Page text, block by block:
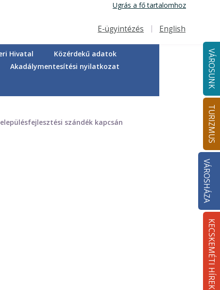
Ugrás a fő tartalomhoz
Felső navigáció
E-ügyintézés English
VÁROSUNK
TURIZMUS
VÁROSHÁZA
KECSKEMÉTI HÍREK
Hivatal
Közérdekű adatok
Akadálymentesítési nyilatkozat
szándék kapcsán